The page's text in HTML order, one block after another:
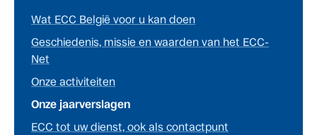
Wat ECC België voor u kan doen
Geschiedenis, missie en waarden van het ECC-
Net
Onze activiteiten
Onze jaarverslagen
ECC tot uw dienst, ook als contactpunt